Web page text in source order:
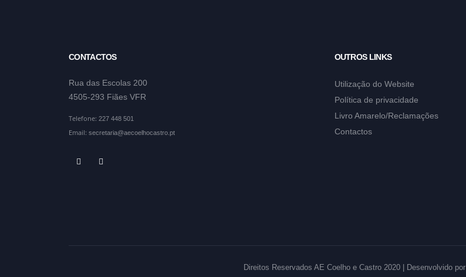
CONTACTOS
Rua das Escolas 200
4505-293 Fiães VFR
Telefone: 227 448 501
Email: secretaria@aecoelhocastro.pt
OUTROS LINKS
Utilização do Website
Política de privacidade
Livro Amarelo/Reclamações
Contactos
Direitos Reservados AE Coelho e Castro 2020 | Desenvolvido por